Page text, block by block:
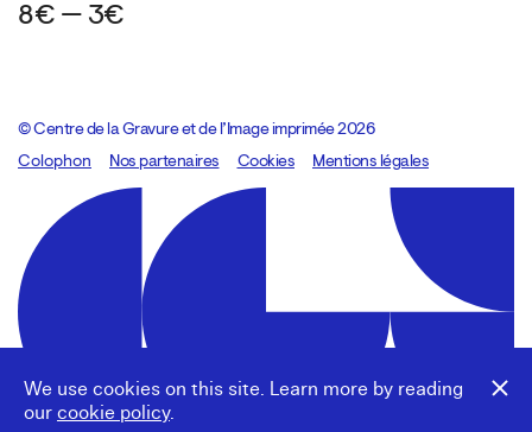
We use cookies on this site. Learn more by reading
our cookie policy.
8€ — 3€
© Centre de la Gravure et de l’Image imprimée 2026
Colophon
Design:Marcel Kaczmarek, code:8080.studio
Nos partenaires Cookies Mentions légales